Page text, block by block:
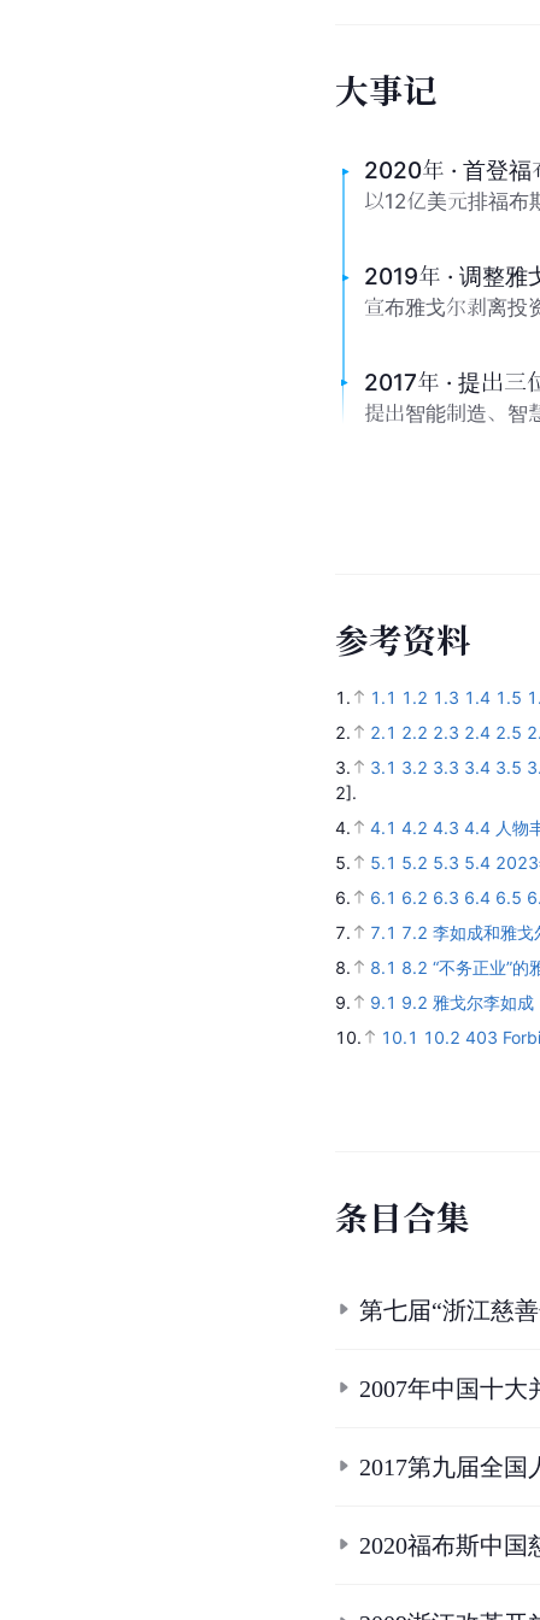
大事记
2020年 · 首登
以12亿美元排福布
2019年 · 调整雅
宣布雅戈尔剥离投
2017年 · 提出三
提出智能制造、智
参考资料
1. 1.1 1.2 1.3 1.4 1.5
2.
2.1 2.2 2.3 2.4 2.5
3.
3.1 3.2 3.3 3.4 3.5
2].
4.
4.1 4.2 4.3 4.4 人物
5.
5.1 5.2 5.3 5.4 2023
6.
6.1 6.2 6.3 6.4 6.5
7.
7.1 7.2 李如成和雅
8.
8.1 8.2 “不务正业”的
9.
9.1 9.2 雅戈尔李如
10.
10.1 10.2 403
条目合集
第七届“浙江慈
2007年中国十
2017第九届全
2020福布斯中国